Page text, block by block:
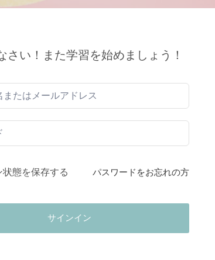
さい！また学習を始めましょう！
状態を保存する パスワードをお忘れの方
サインイン